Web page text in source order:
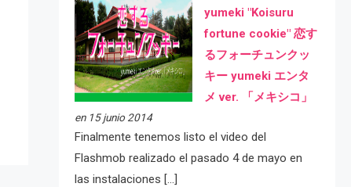
yumeki "Koisuru
fortune cookie" 恋す
るフォーチュンクッ
キー yumeki エンタ
メ ver. 「メキシコ」
en 15 junio 2014
Finalmente tenemos listo el video del
Flashmob realizado el pasado 4 de mayo en
las instalaciones […]